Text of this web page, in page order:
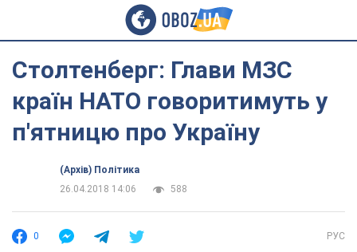
Столтенберг: Глави МЗС
країн НАТО говоритимуть у
п'ятницю про Україну
(Архів) Політика
26.04.2018 14:06
588
0 РУС